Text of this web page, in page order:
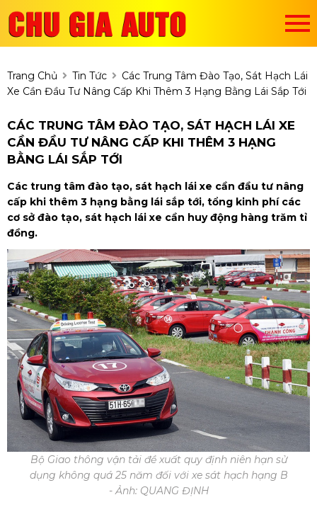
Trang Chủ Tin Tức
Các Trung Tâm Đào Tạo, Sát Hạch Lái
Xe Cần Đầu Tư Nâng Cấp Khi Thêm 3 Hạng Bằng Lái Sắp Tới
CÁC TRUNG TÂM ĐÀO TẠO, SÁT HẠCH LÁI XE
CẦN ĐẦU TƯ NÂNG CẤP KHI THÊM 3 HẠNG
BẰNG LÁI SẮP TỚI
Các trung tâm đào tạo, sát hạch lái xe cần đầu tư nâng
cấp khi thêm 3 hạng bằng lái sắp tới, tổng kinh phí các
cơ sở đào tạo, sát hạch lái xe cần huy động hàng trăm tỉ
đồng.
Bộ Giao thông vận tải đề xuất quy định niên hạn sử
dụng không quá 25 năm đối với xe sát hạch hạng B
- Ảnh: QUANG ĐỊNH